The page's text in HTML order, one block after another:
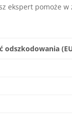
ekspert pomoże
odszkodowania